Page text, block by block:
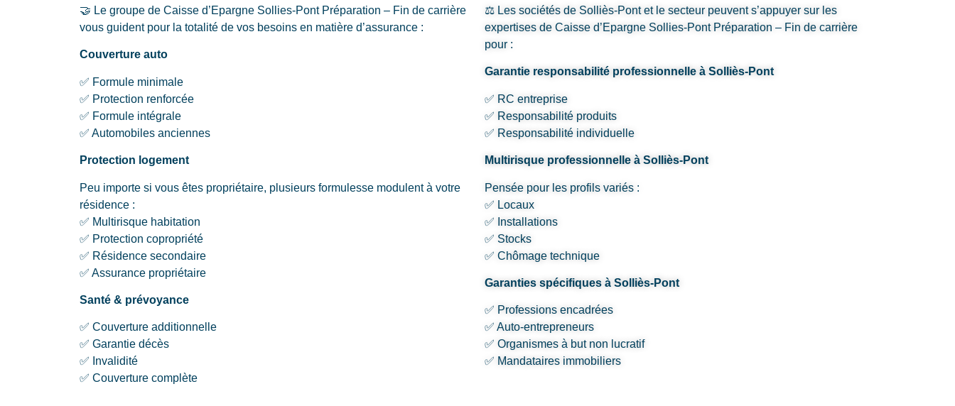
🤝 Le groupe de Caisse d’Epargne Sollies-Pont Préparation – Fin de carrière
vous guident pour la totalité de vos besoins en matière d’assurance :
Couverture auto
✅ Formule minimale
✅ Protection renforcée
✅ Formule intégrale
✅ Automobiles anciennes
Protection logement
Peu importe si vous êtes propriétaire, plusieurs formulesse modulent à votre
résidence :
✅ Multirisque habitation
✅ Protection copropriété
✅ Résidence secondaire
✅ Assurance propriétaire
Santé & prévoyance
✅ Couverture additionnelle
✅ Garantie décès
✅ Invalidité
✅ Couverture complète
⚖️ Les sociétés de Solliès-Pont et le secteur peuvent s’appuyer sur les
expertises de Caisse d’Epargne Sollies-Pont Préparation – Fin de carrière
pour :
Garantie responsabilité professionnelle à Solliès-Pont
✅ RC entreprise
✅ Responsabilité produits
✅ Responsabilité individuelle
Multirisque professionnelle à Solliès-Pont
Pensée pour les profils variés :
✅ Locaux
✅ Installations
✅ Stocks
✅ Chômage technique
Garanties spécifiques à Solliès-Pont
✅ Professions encadrées
✅ Auto-entrepreneurs
✅ Organismes à but non lucratif
✅ Mandataires immobiliers